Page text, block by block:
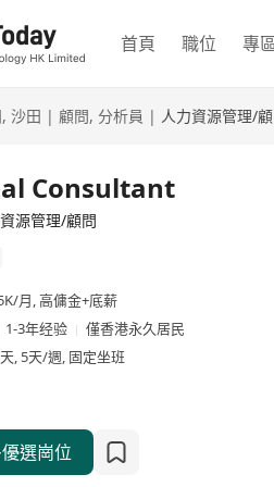
首頁 職位 專
, 沙田 | 顧問, 分析員 | 人力資源管理/
Consultant
源管理/顧問
月,高傭金+底薪
1-3年经验
僅香港永久居民
, 5天/週, 固定坐班
選崗位